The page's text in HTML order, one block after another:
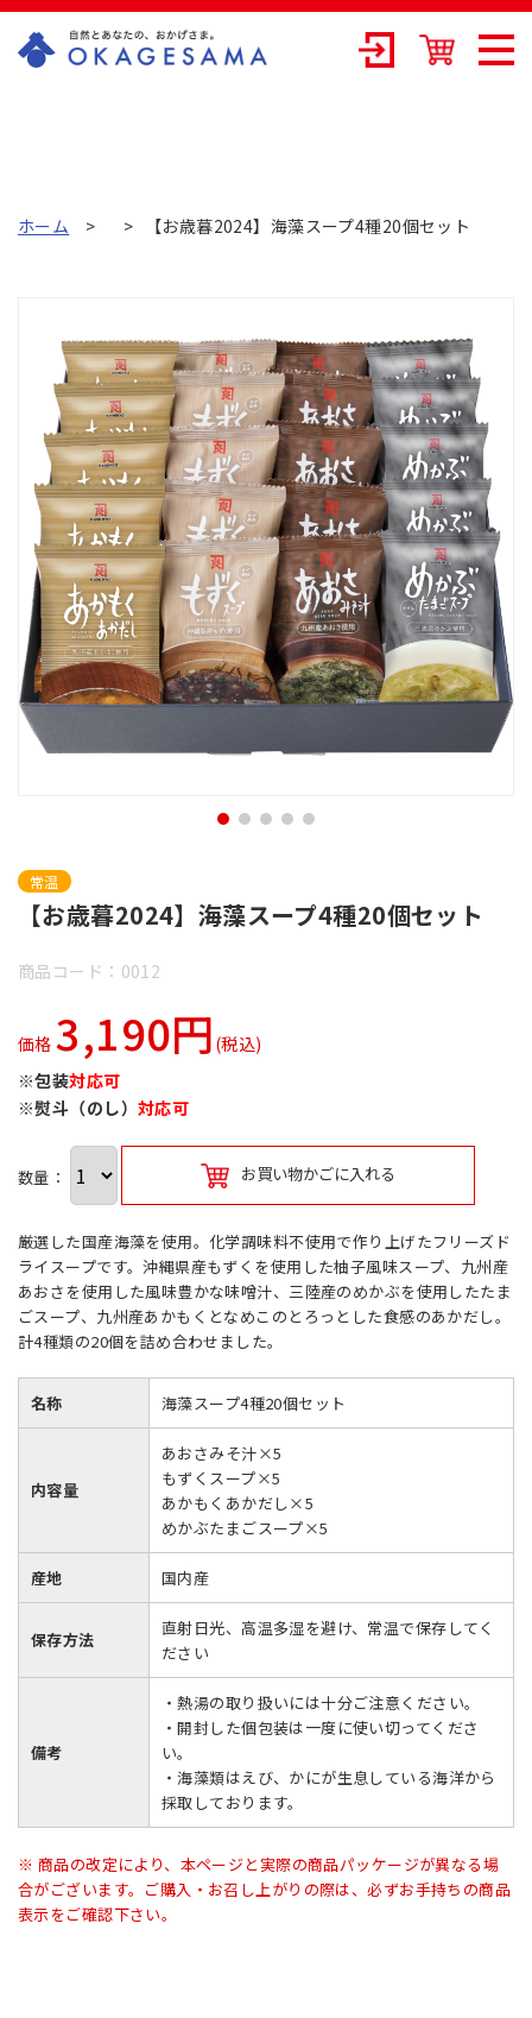
式会社の公式通
ホーム 【お歳暮2024】海藻スープ4種20個セット
常温
【お歳暮2024】海藻スープ4種20個セット
商品コード：0012
価格3,190円 (税込)
※包装対応可
※熨斗（のし） 対応可
数量： お買い物かごに入れる
厳選した国産海藻を使用。化学調味料不使用で作り上げたフリーズド
ライスープです。沖縄県産もずくを使用した柚子風味スープ、九州産
あおさを使用した風味豊かな味噌汁、三陸産のめかぶを使用したたま
ごスープ、九州産あかもくとなめこのとろっとした食感のあかだし。
計4種類の20個を詰め合わせました。
名称 海藻スープ4種20個セット
内容量
あおさみそ汁×5
もずくスープ×5
あかもくあかだし×5
めかぶたまごスープ×5
産地 国内産
保存方法
直射日光、高温多湿を避け、常温で保存してく
ださい
備考
・熱湯の取り扱いには十分ご注意ください。
・開封した個包装は一度に使い切ってくださ
い。
・海藻類はえび、かにが生息している海洋から
採取しております。
※ 商品の改定により、本ページと実際の商品パッケージが異なる場
合がございます。ご購入・お召し上がりの際は、必ずお手持ちの商品
表示をご確認下さい。